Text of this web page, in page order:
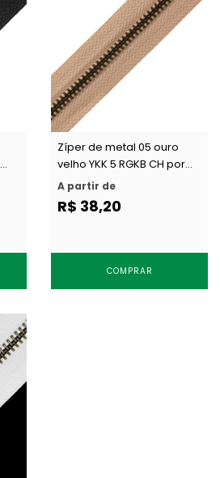
Zíper de metal 05 ouro
velho YKK 5 RGKB CH por
metro
A partir de
R$ 38,20
COMPRAR